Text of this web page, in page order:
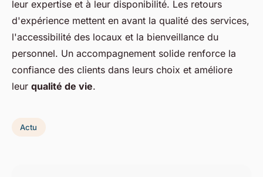
leur expertise et à leur disponibilité. Les retours
d'expérience mettent en avant la qualité des services,
l'accessibilité des locaux et la bienveillance du
personnel. Un accompagnement solide renforce la
confiance des clients dans leurs choix et améliore
leur qualité de vie.
Actu